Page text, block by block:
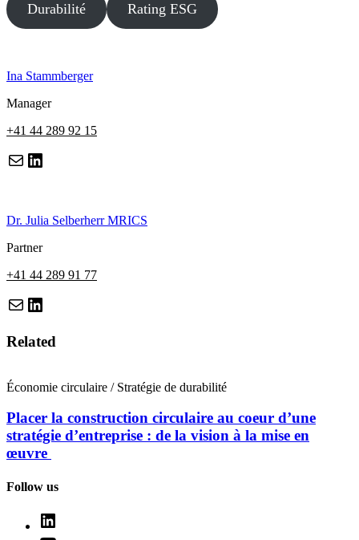
Durabilité Rating ESG
Ina Stammberger
Manager
+41 44 289 92 15
Dr. Julia Selberherr MRICS
Partner
+41 44 289 91 77
Related
Économie circulaire / Stratégie de durabilité
Placer la construction circulaire au coeur d’une
stratégie d’entreprise : de la vision à la mise en
œuvre
Follow us